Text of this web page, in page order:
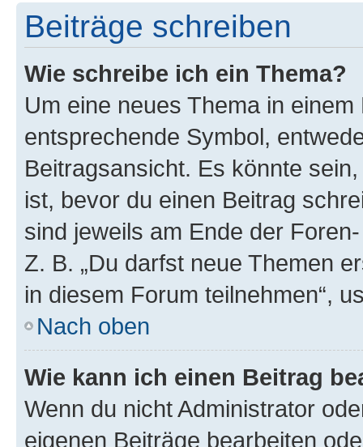
Beiträge schreiben
Wie schreibe ich ein Thema?
Um eine neues Thema in
entsprechende Symbol,
Beitragsansicht. Es könnte
ist, bevor du einen Beitrag
sind jeweils am Ende der
Z. B. „Du darfst neue Themen
in diesem Forum teilnehmen“,
Nach oben
Wie kann ich einen Beitrag
Wenn du nicht Administrator
eigenen Beiträge bearbeiten